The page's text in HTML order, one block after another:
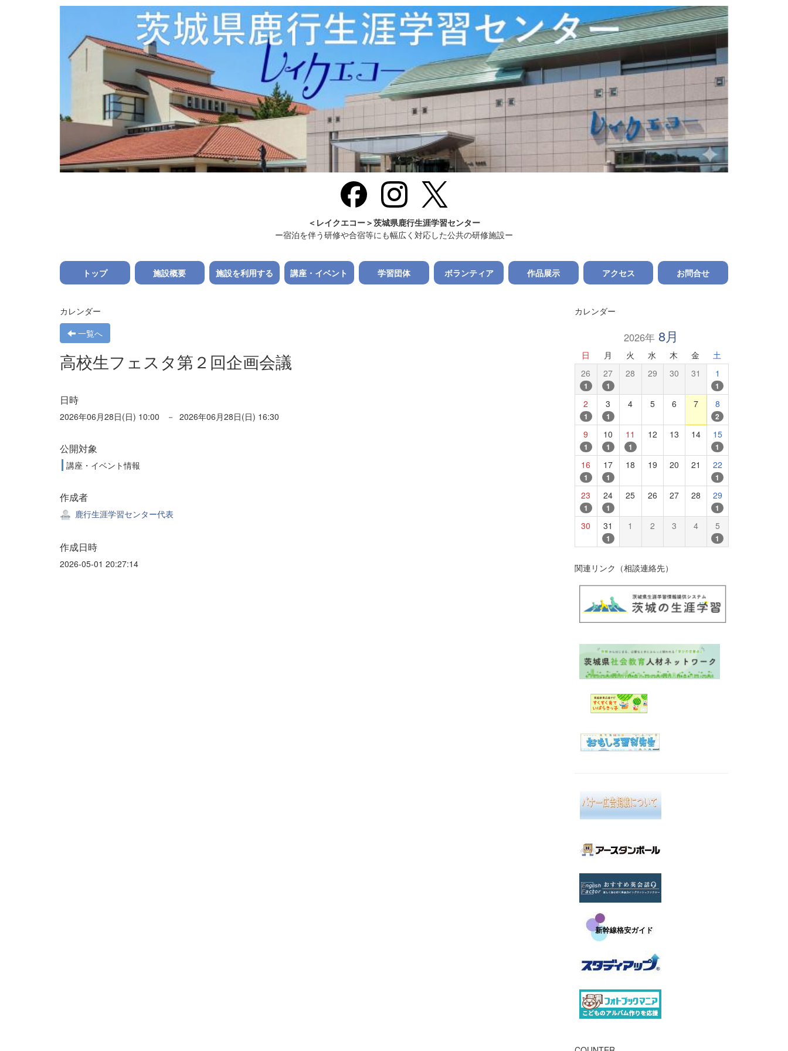
＜レイクエコー＞茨城県鹿行生涯学習センター
ー宿泊を伴う研修や合宿等にも幅広く対応した公共の研修施設ー
トップ 施設概要 施設を利用する 講座・イベント 学習団体 ボランティア 作品展示 アクセス お問合せ
カレンダー
一覧へ
高校生フェスタ第２回企画会議
日時
2026年06月28日(日) 10:00 － 2026年06月28日(日) 16:30
公開対象
講座・イベント情報
作成者
鹿行生涯学習センター代表
作成日時
2026-05-01 20:27:14
カレンダー
2026年 8月
日 月 火 水 木 金 土
26
1
27
1
28 29 30 31 1
1
2
1
3
1
4 5 6 7 8
2
9
1
10
1
11
1
12 13 14 15
1
16
1
17
1
18 19 20 21 22
1
23
1
24
1
25 26 27 28 29
1
30 31
1
1 2 3 4 5
1
関連リンク（相談連絡先）